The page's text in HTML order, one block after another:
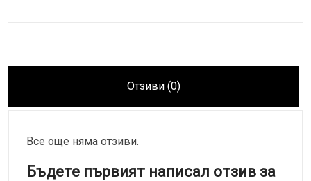
Отзиви (0)
Все още няма отзиви.
Бъдете първият написал отзив за